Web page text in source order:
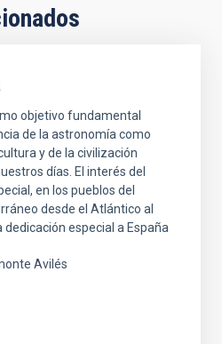
objetivo fundamental
de la astronomía como
y de la civilización
días. El interés del
en los pueblos del
desde el Atlántico al
especial a España
Avilés